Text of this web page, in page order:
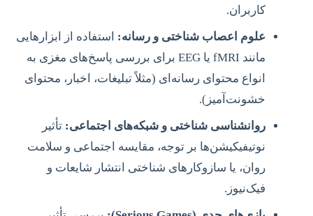
کاربران.
علوم اعصاب شناختی و رسانه: استفاده از ابزارهایی
مانند fMRI یا EEG برای بررسی پاسخ‌های مغزی به
انواع محتوای رسانه‌ای (مثلاً تبلیغات، اخبار، محتوای
خشونت‌آمیز).
روانشناسی شناختی و شبکه‌های اجتماعی: تأثیر
نوتیفیکیشن‌ها بر توجه، مقایسه اجتماعی و سلامت
روان، یا سازوکارهای شناختی انتشار شایعات و
فیک‌نیوز.